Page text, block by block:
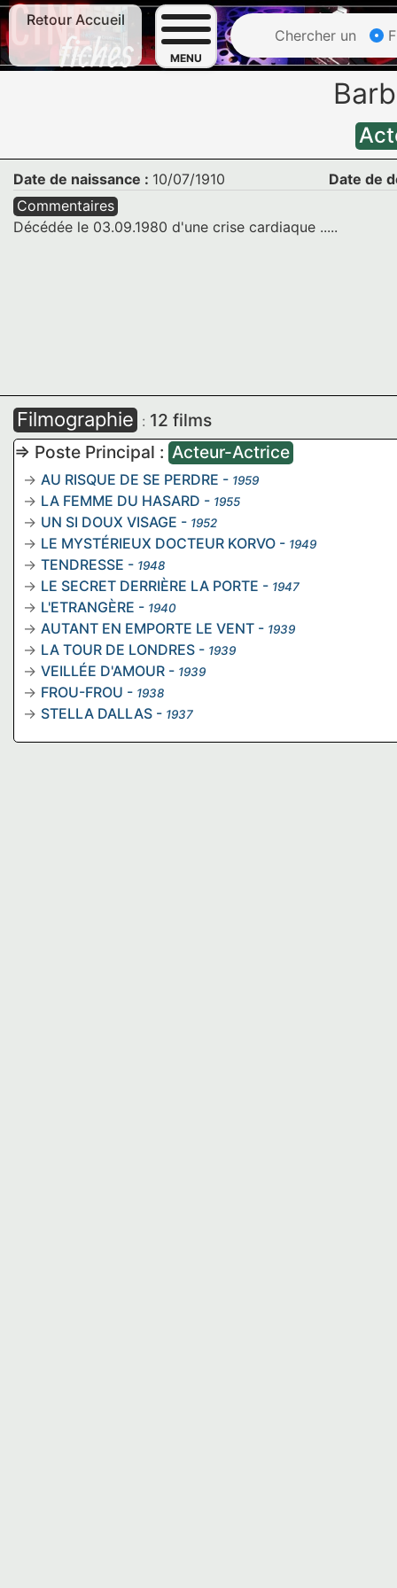
Retour Accueil
MENU
Chercher un
Date de naissance : 10/07/1910
Date de
Commentaires
Décédée le 03.09.1980 d'une crise cardiaque .....
Filmographie : 12 films
=> Poste Principal : Acteur-Actrice
AU RISQUE DE SE PERDRE - 1959
LA FEMME DU HASARD - 1955
UN SI DOUX VISAGE - 1952
LE MYSTÉRIEUX DOCTEUR KORVO - 1949
TENDRESSE - 1948
LE SECRET DERRIÈRE LA PORTE - 1947
L'ETRANGÈRE - 1940
AUTANT EN EMPORTE LE VENT - 1939
LA TOUR DE LONDRES - 1939
VEILLÉE D'AMOUR - 1939
FROU-FROU - 1938
STELLA DALLAS - 1937